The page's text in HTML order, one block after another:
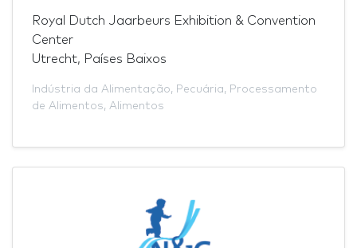
Royal Dutch Jaarbeurs Exhibition & Convention
Center
Utrecht, Países Baixos
Indústria da Alimentação, Pecuária, Processamento
de Alimentos, Alimentos